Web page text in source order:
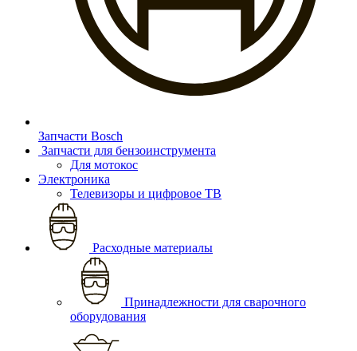
Запчасти Bosch
Запчасти для бензоинструмента
Для мотокос
Электроника
Телевизоры и цифровое ТВ
Расходные материалы
Принадлежности для сварочного
оборудования